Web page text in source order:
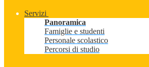
Servizi
Panoramica
Famiglie e studenti
Personale scolastico
Percorsi di studio